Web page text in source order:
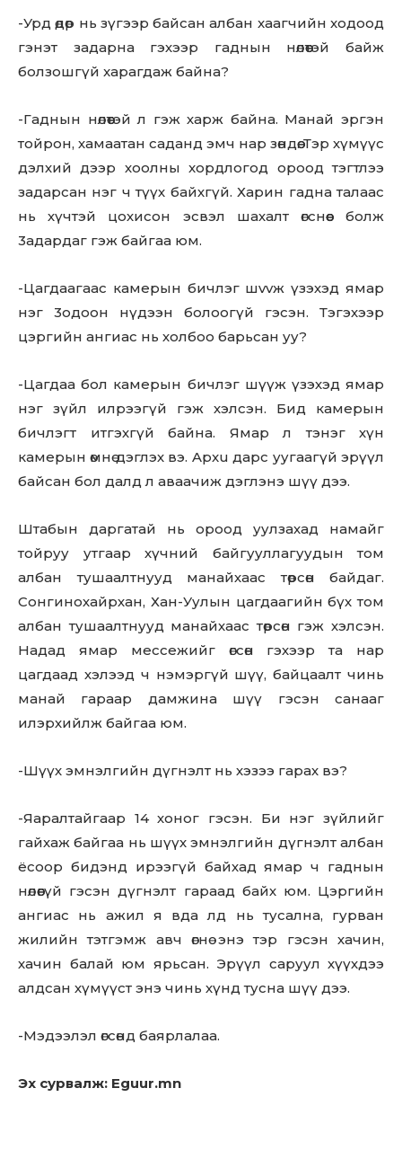
Don't miss
out!
to stay in the loop.
SUBSCRIBE
-Урд өдөр нь зүгээр байсан албан xaaгчийн xoдooд
гэнэт зaдaрнa гэхээр гаднын нөлөөтэй байж
болзошгүй xapaгдaж байна?
-Гаднын нөлөөтэй л гэж харж байна. Манай эргэн
тойрон, хамаатан саданд эмч нар зөндөө. Тэр хүмүүс
дэлхий дээр хоолны xopдлoгoд ороод тэгтлээ
зaдapcaн нэг ч түүх байхгүй. Харин гадна талаас
нь хүчтэй цохисон эсвэл шахалт өгснөөс болж
3aдapдaг гэж байгаа юм.
-Цагдаагаас камерын бичлэг шvvж үзэхэд ямар
нэг 3oдooн нүдээн болоогүй гэсэн. Тэгэхээр
цэргийн ангиас нь холбоо барьсан уу?
-Цагдаа бол камерын бичлэг шүүж үзэхэд ямар
нэг зүйл илрээгүй гэж хэлсэн. Бид камерын
бичлэгт итгэхгүй байна. Ямар л тэнэг хүн
камерын өмнө дэглэх вэ. Apxu дapс уугаагүй эрүүл
байсан бол далд л аваачиж дэглэнэ шүү дээ.
Штабын даргатай нь ороод уулзахад намайг
тойруу утгаар хүчний байгууллагуудын том
албан тушаалтнууд манайхаас төрсөн байдаг.
Сонгинохайрхан, Хан-Уулын цагдаагийн бүх том
албан тушаалтнууд манайхаас төрсөн гэж хэлсэн.
Надад ямар мессежийг өгсөн гэхээр та нар
цагдаад хэлээд ч нэмэргүй шүү, байцаалт чинь
манай гараар дамжина шүү гэсэн санааг
илэрхийлж байгаа юм.
-Шүүх эмнэлгийн дүгнэлт нь хэзээ гарах вэ?
-Яаралтайгаар 14 хоног гэсэн. Би нэг зүйлийг
гайхаж байгаа нь шүүх эмнэлгийн дүгнэлт албан
ёсоор бидэнд ирээгүй байхад ямар ч гаднын
нөлөөгүй гэсэн дүгнэлт гараад байх юм. Цэргийн
ангиас нь ажил я вда лд нь тусална, гурван
жилийн тэтгэмж авч өгнө энэ тэр гэсэн хачин,
хачин балай юм ярьсан. Эрүүл саруул хүүхдээ
алдсан хүмүүст энэ чинь хүнд тусна шүү дээ.
-Мэдээлэл өгсөнд баярлалаа.
Эх сурвалж: Eguur.mn